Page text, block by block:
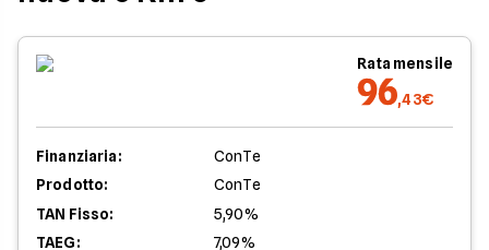
Rata mensile
96,43€
Finanziaria:
ConTe
Prodotto:
ConTe
TAN Fisso:
5,90%
TAEG:
7,09%